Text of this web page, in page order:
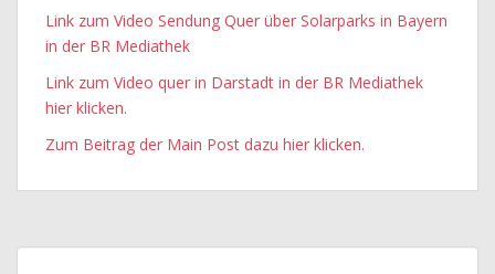
Link zum Video Sendung Quer über Solarparks in Bayern
in der BR Mediathek
Link zum Video quer in Darstadt in der BR Mediathek
hier klicken.
Zum Beitrag der Main Post dazu hier klicken.